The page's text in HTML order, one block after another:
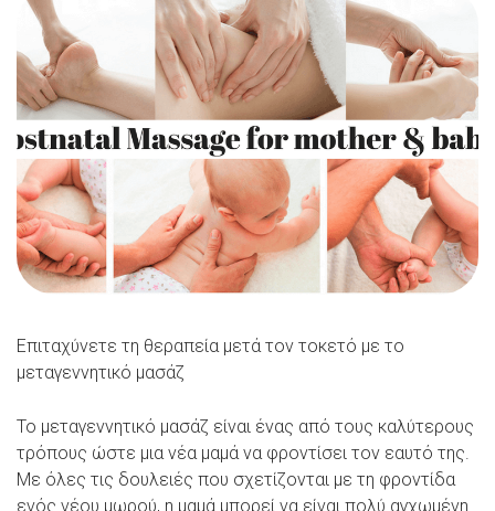
Επιταχύνετε τη θεραπεία μετά τον τοκετό με το
μεταγεννητικό μασάζ
Το μεταγεννητικό μασάζ είναι ένας από τους καλύτερους
τρόπους ώστε μια νέα μαμά να φροντίσει τον εαυτό της.
Με όλες τις δουλειές που σχετίζονται με τη φροντίδα
ενός νέου μωρού, η μαμά μπορεί να είναι πολύ αγχωμένη